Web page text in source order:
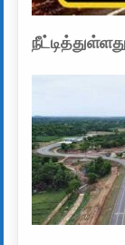
நீட்டித்துள்ளது